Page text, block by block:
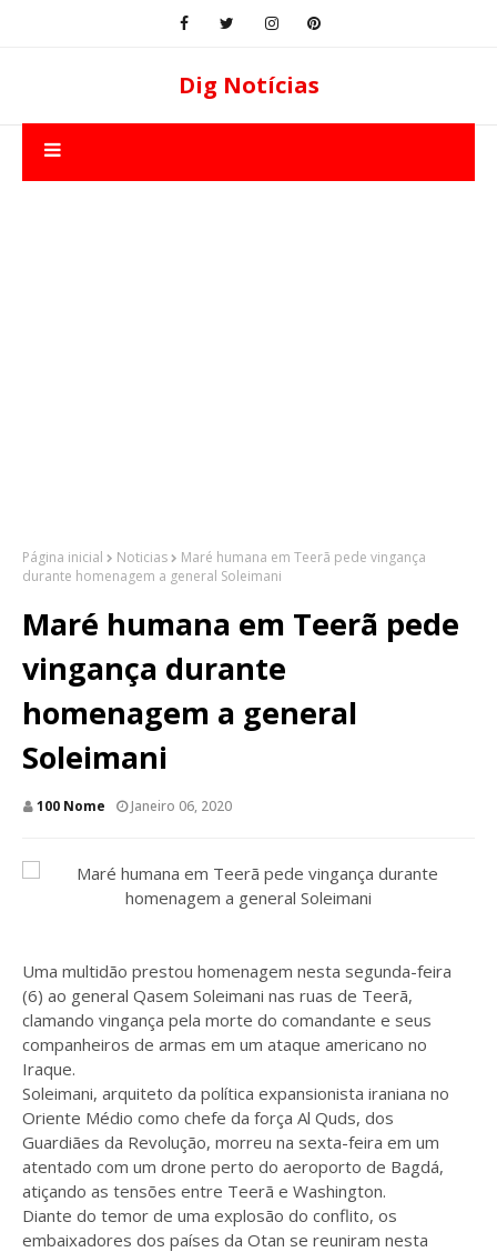
Dig Notícias
Página inicial Noticias
Maré humana em Teerã pede vingança
durante homenagem a general Soleimani
Maré humana em Teerã pede
vingança durante
homenagem a general
Soleimani
100 Nome Janeiro 06, 2020
Uma multidão prestou homenagem nesta segunda-feira
(6) ao general Qasem Soleimani nas ruas de Teerã,
clamando vingança pela morte do comandante e seus
companheiros de armas em um ataque americano no
Iraque.
Soleimani, arquiteto da política expansionista iraniana no
Oriente Médio como chefe da força Al Quds, dos
Guardiães da Revolução, morreu na sexta-feira em um
atentado com um drone perto do aeroporto de Bagdá,
atiçando as tensões entre Teerã e Washington.
Diante do temor de uma explosão do conflito, os
embaixadores dos países da Otan se reuniram nesta